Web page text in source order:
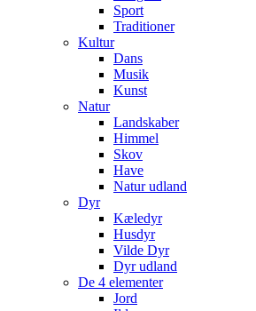
Sport
Traditioner
Kultur
Dans
Musik
Kunst
Natur
Landskaber
Himmel
Skov
Have
Natur udland
Dyr
Kæledyr
Husdyr
Vilde Dyr
Dyr udland
De 4 elementer
Jord